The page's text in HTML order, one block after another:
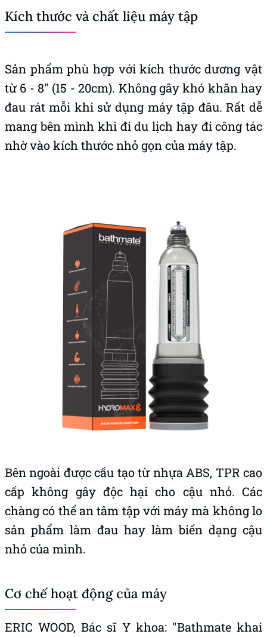
Kích thước và chất liệu máy tập
Sản phẩm phù hợp với kích thước dương vật
từ 6 - 8" (15 - 20cm). Không gây khó khăn hay
đau rát mỗi khi sử dụng máy tập đâu. Rất dễ
mang bên mình khi đi du lịch hay đi công tác
nhờ vào kích thước nhỏ gọn của máy tập.
Bên ngoài được cấu tạo từ nhựa ABS, TPR cao
cấp không gây độc hại cho cậu nhỏ. Các
chàng có thể an tâm tập với máy mà không lo
sản phẩm làm đau hay làm biến dạng cậu
nhỏ của mình.
Cơ chế hoạt động của máy
ERIC WOOD, Bác sĩ Y khoa: "Bathmate khai